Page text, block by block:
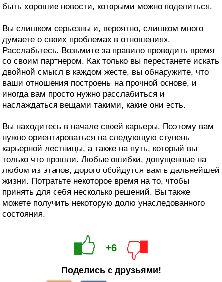
быть хорошие новости, которыми можно поделиться.
Вы слишком серьезны и, вероятно, слишком много
думаете о своих проблемах в отношениях.
Расслабьтесь. Возьмите за правило проводить время
со своим партнером. Как только вы перестанете искать
двойной смысл в каждом жесте, вы обнаружите, что
ваши отношения построены на прочной основе, и
иногда вам просто нужно расслабиться и
наслаждаться вещами такими, какие они есть.
Вы находитесь в начале своей карьеры. Поэтому вам
нужно ориентироваться на следующую ступень
карьерной лестницы, а также на путь, который вы
только что прошли. Любые ошибки, допущенные на
любом из этапов, дорого обойдутся вам в дальнейшей
жизни. Потратьте некоторое время на то, чтобы
принять для себя несколько решений. Вы также
можете получить некоторую долю унаследованного
состояния.
+6
Поделись с друзьями!